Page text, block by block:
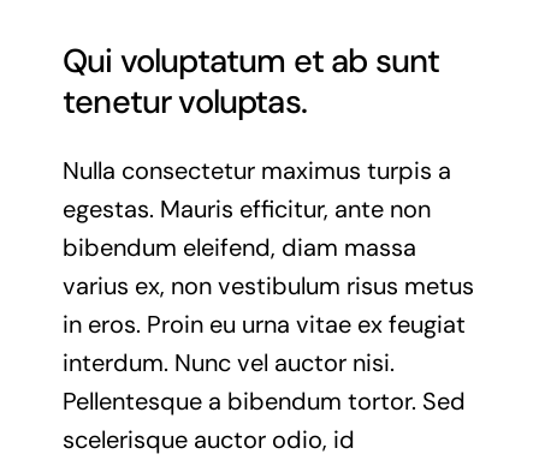
Qui voluptatum et ab sunt
tenetur voluptas.
Nulla consectetur maximus turpis a
egestas. Mauris efficitur, ante non
bibendum eleifend, diam massa
varius ex, non vestibulum risus metus
in eros. Proin eu urna vitae ex feugiat
interdum. Nunc vel auctor nisi.
Pellentesque a bibendum tortor. Sed
scelerisque auctor odio, id